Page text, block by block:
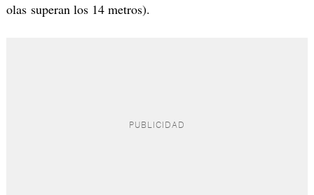
olas superan los 14 metros).